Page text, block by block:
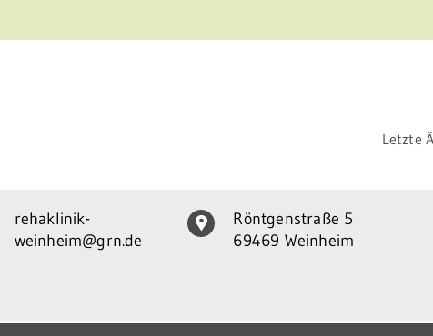
Letzte
rehaklinik-
weinheim@grn.de
Röntgenstraße 5
69469 Weinheim